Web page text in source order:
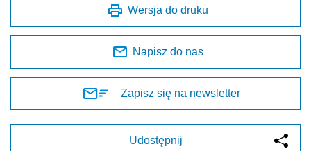
Wersja do druku
Napisz do nas
Zapisz się na newsletter
Udostępnij